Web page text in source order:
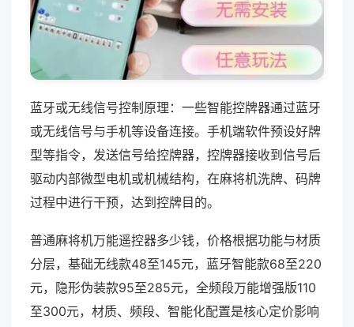
蓝牙或无线信号控制原理：一些智能控牌器通过蓝牙
或无线信号与手机等设备连接。手机端软件预设好牌
型等指令，发送信号给控牌器，控牌器接收到信号后
驱动内部微型电机或机械结构，在麻将机洗牌、码牌
过程中进行干预，达到控牌目的。
普通麻将机万能遥控器多少钱，价格根据功能与材质
分层，基础无线款48至145元，蓝牙智能款68至220
元，隐形伪装款95至285元，全频段万能增强版110
至300元，材质、频段、智能化配置是核心定价影响